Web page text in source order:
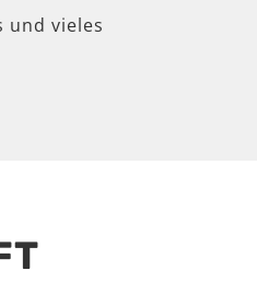
und vieles